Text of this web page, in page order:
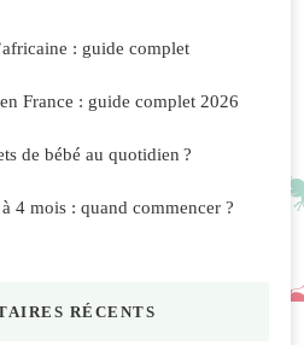
: guide complet
France : guide complet 2026
de bébé au quotidien ?
4 mois : quand commencer ?
RÉCENTS